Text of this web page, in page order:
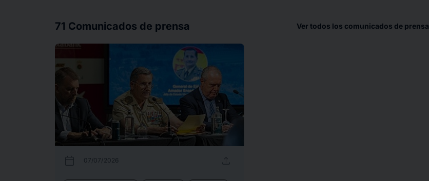
71 Comunicados de prensa Ver todos los comunicados de prensa
calendar_today 07/07/2026 upload